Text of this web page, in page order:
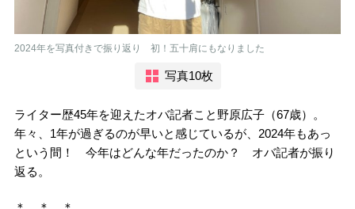
2024年を写真付きで振り返り 初！五十肩にもなりました
写真10枚
ライター歴45年を迎えたオバ記者こと野原広子（67歳）。
年々、1年が過ぎるのが早いと感じているが、2024年もあっ
という間！ 今年はどんな年だったのか？ オバ記者が振り
返る。